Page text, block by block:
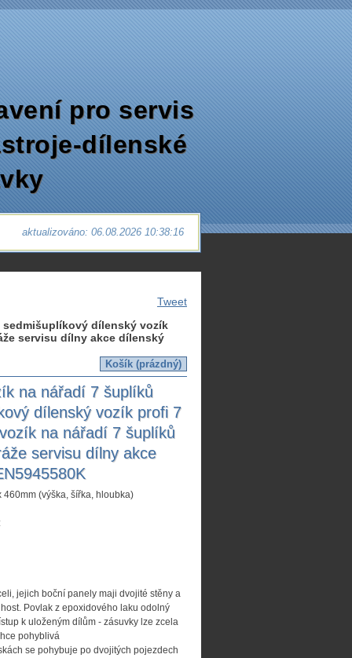
pro servis
dílenské
aktualizováno: 06.08.2026 10:38:16
Tweet
dílenský vozík
servisu dílny akce dílenský
na nářadí 7 šuplíků
dílenský vozík profi 7
na nářadí 7 šuplíků
servisu dílny akce
(výška, šířka, hloubka)
jejich boční panely maji dvojité stěny a
Povlak z epoxidového laku odolný
k uloženým dílům - zásuvky lze zcela
pohyblivá
se pohybuje po dvojitých pojezdech